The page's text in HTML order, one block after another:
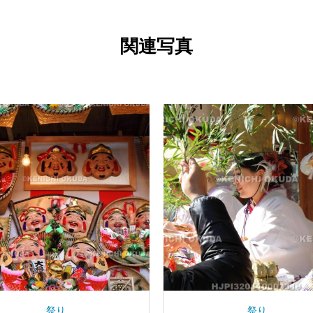
関連写真
その他 都市